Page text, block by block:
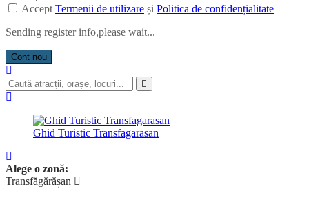
Accept Termenii de utilizare și Politica de confidențialitate
Sending register info,please wait...
Cont nou
Ghid Turistic Transfagarasan
Alege o zonă:
Transfăgărășan